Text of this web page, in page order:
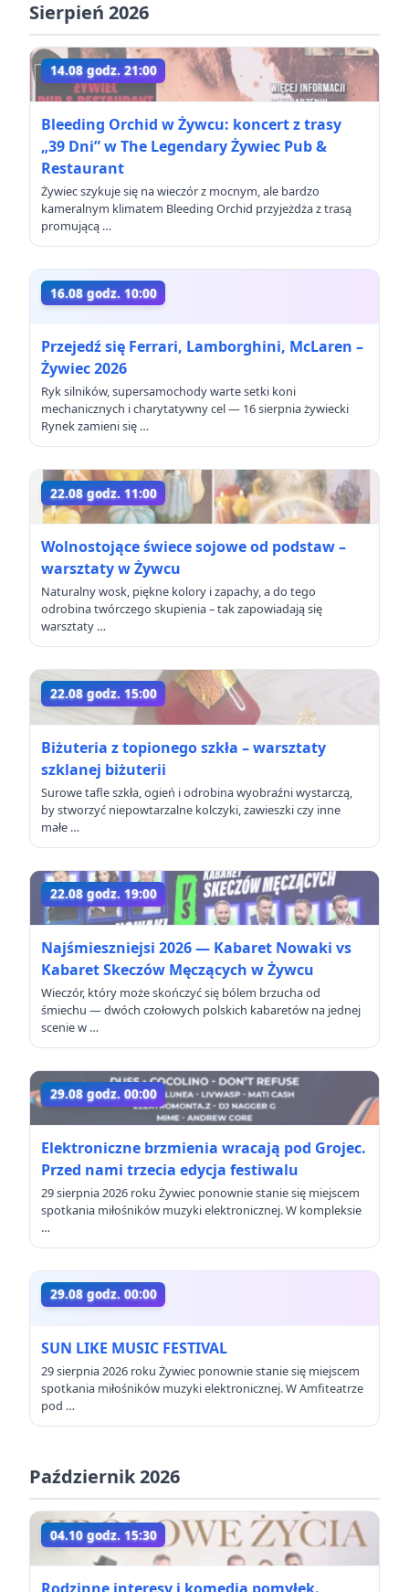
Sierpień 2026
14.08 godz. 21:00
Bleeding Orchid w Żywcu: koncert z trasy
„39 Dni” w The Legendary Żywiec Pub &
Restaurant
Żywiec szykuje się na wieczór z mocnym, ale bardzo
kameralnym klimatem Bleeding Orchid przyjeżdża z trasą
promującą …
16.08 godz. 10:00
Przejedź się Ferrari, Lamborghini, McLaren –
Żywiec 2026
Ryk silników, supersamochody warte setki koni
mechanicznych i charytatywny cel — 16 sierpnia żywiecki
Rynek zamieni się …
22.08 godz. 11:00
Wolnostojące świece sojowe od podstaw –
warsztaty w Żywcu
Naturalny wosk, piękne kolory i zapachy, a do tego
odrobina twórczego skupienia – tak zapowiadają się
warsztaty …
22.08 godz. 15:00
Biżuteria z topionego szkła – warsztaty
szklanej biżuterii
Surowe tafle szkła, ogień i odrobina wyobraźni wystarczą,
by stworzyć niepowtarzalne kolczyki, zawieszki czy inne
małe …
22.08 godz. 19:00
Najśmieszniejsi 2026 — Kabaret Nowaki vs
Kabaret Skeczów Męczących w Żywcu
Wieczór, który może skończyć się bólem brzucha od
śmiechu — dwóch czołowych polskich kabaretów na jednej
scenie w …
29.08 godz. 00:00
Elektroniczne brzmienia wracają pod Grojec.
Przed nami trzecia edycja festiwalu
29 sierpnia 2026 roku Żywiec ponownie stanie się miejscem
spotkania miłośników muzyki elektronicznej. W kompleksie
…
29.08 godz. 00:00
SUN LIKE MUSIC FESTIVAL
29 sierpnia 2026 roku Żywiec ponownie stanie się miejscem
spotkania miłośników muzyki elektronicznej. W Amfiteatrze
pod …
Październik 2026
04.10 godz. 15:30